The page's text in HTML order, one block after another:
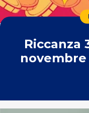
Riccanza
novembre